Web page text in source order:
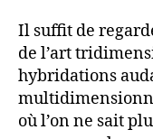
Il suffit de
de l’art
hybridations
où l’on ne sait